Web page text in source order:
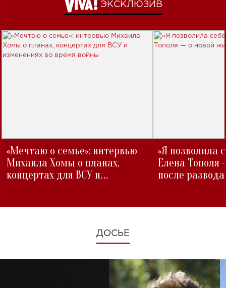
ЭКСКЛЮЗИВ
«Мечтаю о семье»: интервью
Михаила Хомы о планах,
концертах для ВСУ и
«Я позволила
Елена Тополя
после развода
ДОСЬЕ